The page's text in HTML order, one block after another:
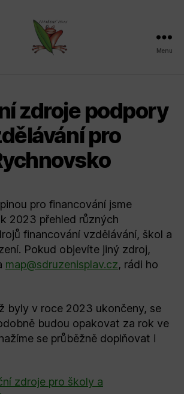
Menu
zdroje podpory
pro
pro financování jsme
2023 přehled různých
financování vzdělávání, škol a
Pokud objevíte jiný zdroj,
map@sdruzenisplav.cz, rádi ho
byly v roce 2023 ukončeny, se
budou opakovat za rok ve
se průběžně doplňovat i
zdroje pro školy a